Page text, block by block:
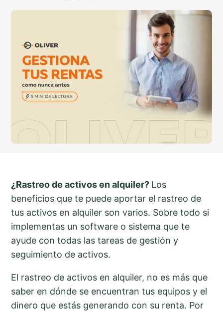
¿Rastreo de activos en alquiler? Los
beneficios que te puede aportar el rastreo de
tus activos en alquiler son varios. Sobre todo si
implementas un software o sistema que te
ayude con todas las tareas de gestión y
seguimiento de activos.
El rastreo de activos en alquiler, no es más que
saber en dónde se encuentran tus equipos y el
dinero que estás generando con su renta. Por